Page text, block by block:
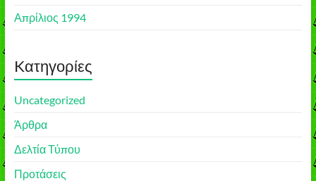
Απρίλιος 1994
Kατηγορίες
Uncategorized
Άρθρα
Δελτία Τύπου
Προτάσεις